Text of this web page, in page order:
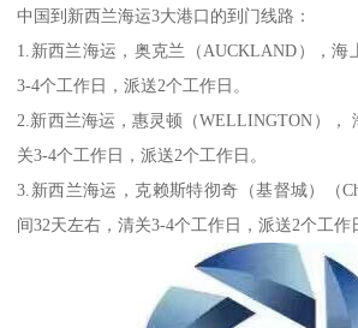
中国到新西兰海运3大港口的到门线路：
1.新西兰海运，奥克兰（AUCKLAND），海
3-4个工作日，派送2个工作日。
2.新西兰海运，惠灵顿（WELLINGTON），
关3-4个工作日，派送2个工作日。
3.新西兰海运，克赖斯特彻奇（基督城）（
间32天左右，清关3-4个工作日，派送2个工作